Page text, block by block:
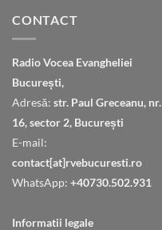
CONTACT
Radio Vocea Evangheliei
București,
Adresă: str. Paul Greceanu, nr.
16, sector 2, București
E-mail:
contact[at]rvebucuresti.ro
WhatsApp: +40730.502.931
Informatii legale